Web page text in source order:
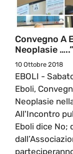
Convegno A
Neoplasie …..”
10 Ottobre 2018
EBOLI -
Eboli,
Neoplasie
All'Incontro
Eboli dice No;